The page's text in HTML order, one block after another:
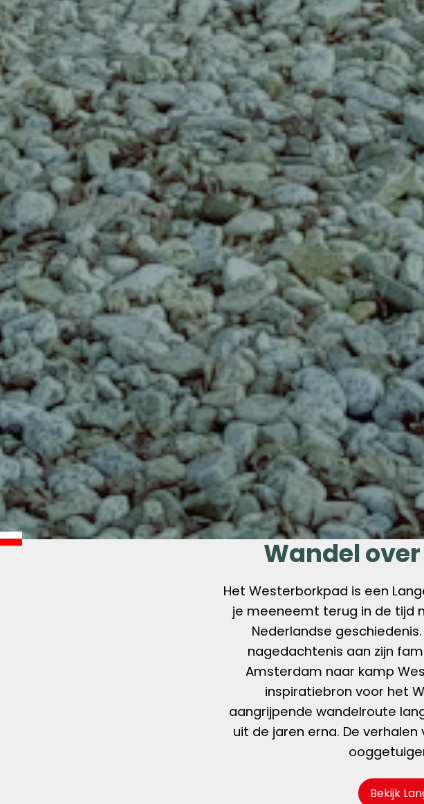
Wandel
Het Westerborkpad is een
je meeneemt terug in de tijd
Nederlandse
nagedachtenis aan zijn
Amsterdam naar kamp
inspiratiebron voor het
aangrijpende wandelroute
uit de jaren erna. De
Bekijk